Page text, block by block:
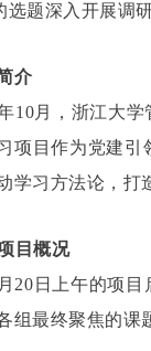
选题深入开展调
介
10月，浙江大
项目作为党建引
学习方法论，打
目概况
20日上午的项
组最终聚焦的课